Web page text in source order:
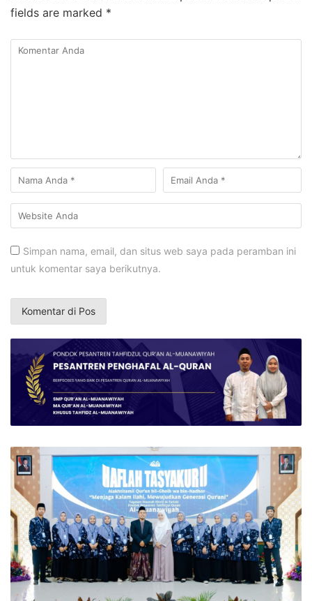
fields are marked *
Simpan nama, email, dan situs web saya pada peramban ini
untuk komentar saya berikutnya.